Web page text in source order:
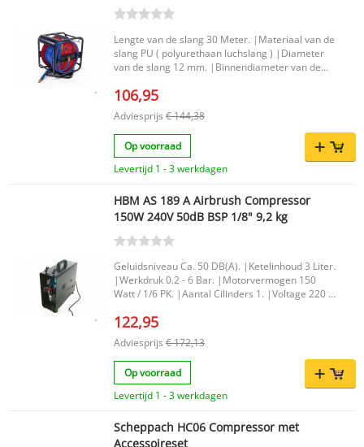
Lengte van de slang 30 Meter. |Materiaal van de
slang PU ( polyurethaan luchslang ) |Diameter
van de slang 12 mm. |Binnendiameter van de
106,95
Adviesprijs € 144,38
Op voorraad
Levertijd 1 - 3 werkdagen
HBM AS 189 A Airbrush Compressor
150W 240V 50dB BSP 1/8" 9,2 kg
Geluidsniveau Ca. 50 DB(A). |Ketelinhoud 3 Liter.
|Werkdruk 0.2 - 6 Bar. |Motorvermogen 150
Watt / 1/6 PK. |Aantal Cilinders 1. |Voltage 220 -
Luchtopbrengst 23 Liter / Minuut. |
122,95
Adviesprijs € 172,13
Op voorraad
Levertijd 1 - 3 werkdagen
Scheppach HC06 Compressor met
Accessoireset